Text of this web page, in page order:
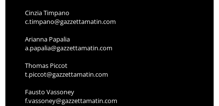
Cinzia Timpano
c.timpano@gazzettamatin.com
Arianna Papalia
a.papalia@gazzettamatin.com
Thomas Piccot
t.piccot@gazzettamatin.com
Fausto Vassoney
f.vassoney@gazzettamatin.com